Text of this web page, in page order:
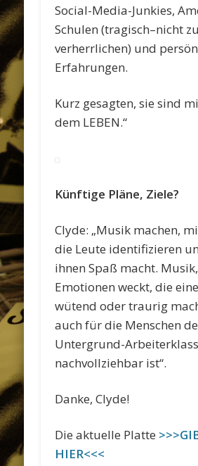
Social-Media-Junkies,
Schulen (tragisch–nicht zu
verherrlichen) und
Erfahrungen.
Kurz gesagten, sie sind
dem LEBEN.“
Künftige Pläne, Ziele?
Clyde: „Musik machen,
die Leute identifizieren
ihnen Spaß macht.
Emotionen weckt, die
wütend oder traurig
auch für die Menschen
Untergrund-
nachvollziehbar ist“.
Danke, Clyde!
Die aktuelle Platte
HIER<<<